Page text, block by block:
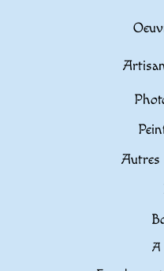
Autres
A